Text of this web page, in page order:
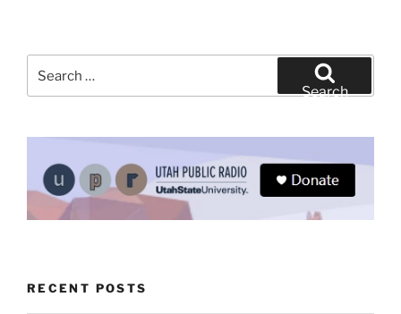
Search
RECENT POSTS